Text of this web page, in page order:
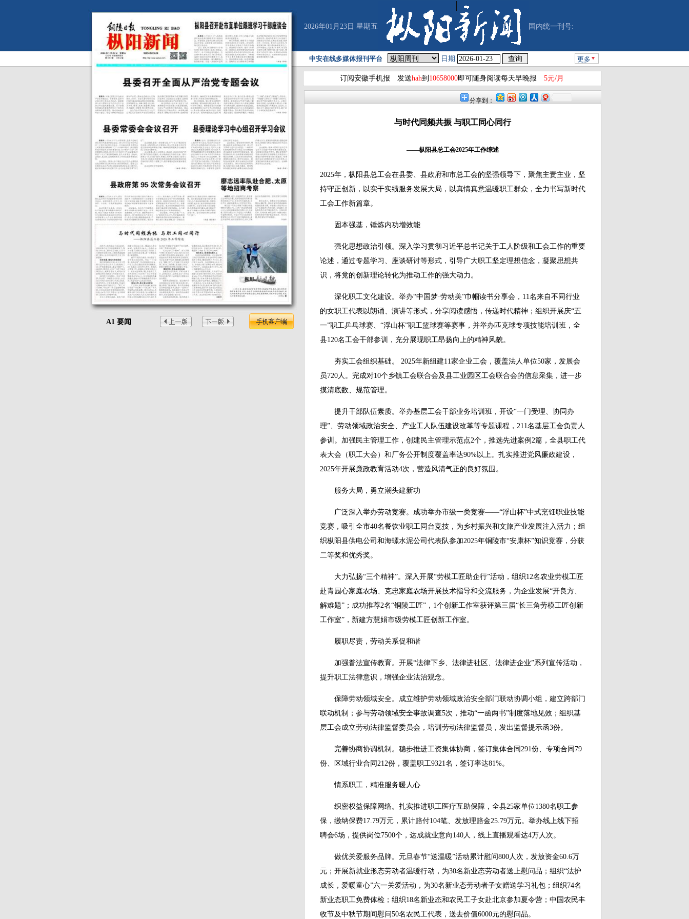
A1 要闻
2026年01月23日 星期五 国内统一刊号:
中安在线多媒体报刊平台 日期 更多
订阅安徽手机报 发送hah到 10658000即可随身阅读每天早晚报 5元/月
分享到：
与时代同频共振 与职工同心同行
——枞阳县总工会2025年工作综述
2025年，枞阳县总工会在县委、县政府和市总工会的坚强领导下，聚焦主责主业，坚
持守正创新，以实干实绩服务发展大局，以真情真意温暖职工群众，全力书写新时代
工会工作新篇章。
固本强基，锤炼内功增效能
强化思想政治引领。深入学习贯彻习近平总书记关于工人阶级和工会工作的重要
论述，通过专题学习、座谈研讨等形式，引导广大职工坚定理想信念，凝聚思想共
识，将党的创新理论转化为推动工作的强大动力。
深化职工文化建设。举办“中国梦·劳动美”巾帼读书分享会，11名来自不同行业
的女职工代表以朗诵、演讲等形式，分享阅读感悟，传递时代精神；组织开展庆“五
一”职工乒乓球赛、“浮山杯”职工篮球赛等赛事，并举办匹克球专项技能培训班，全
县120名工会干部参训，充分展现职工昂扬向上的精神风貌。
夯实工会组织基础。 2025年新组建11家企业工会，覆盖法人单位50家，发展会
员720人。完成对10个乡镇工会联合会及县工业园区工会联合会的信息采集，进一步
摸清底数、规范管理。
提升干部队伍素质。举办基层工会干部业务培训班，开设“一门受理、协同办
理”、劳动领域政治安全、产业工人队伍建设改革等专题课程，211名基层工会负责人
参训。加强民主管理工作，创建民主管理示范点2个，推选先进案例2篇，全县职工代
表大会（职工大会）和厂务公开制度覆盖率达90%以上。扎实推进党风廉政建设，
2025年开展廉政教育活动4次，营造风清气正的良好氛围。
服务大局，勇立潮头建新功
广泛深入举办劳动竞赛。成功举办市级一类竞赛——“浮山杯”中式烹饪职业技能
竞赛，吸引全市40名餐饮业职工同台竞技，为乡村振兴和文旅产业发展注入活力；组
织枞阳县供电公司和海螺水泥公司代表队参加2025年铜陵市“安康杯”知识竞赛，分获
二等奖和优秀奖。
大力弘扬“三个精神”。深入开展“劳模工匠助企行”活动，组织12名农业劳模工匠
赴青园心家庭农场、克忠家庭农场开展技术指导和交流服务，为企业发展“开良方、
解难题”；成功推荐2名“铜陵工匠”，1个创新工作室获评第三届“长三角劳模工匠创新
工作室”，新建方慧娟市级劳模工匠创新工作室。
履职尽责，劳动关系促和谐
加强普法宣传教育。开展“法律下乡、法律进社区、法律进企业”系列宣传活动，
提升职工法律意识，增强企业法治观念。
保障劳动领域安全。成立维护劳动领域政治安全部门联动协调小组，建立跨部门
联动机制；参与劳动领域安全事故调查5次，推动“一函两书”制度落地见效；组织基
层工会成立劳动法律监督委员会，培训劳动法律监督员，发出监督提示函3份。
完善协商协调机制。稳步推进工资集体协商，签订集体合同291份、专项合同79
份、区域行业合同212份，覆盖职工9321名，签订率达81%。
情系职工，精准服务暖人心
织密权益保障网络。扎实推进职工医疗互助保障，全县25家单位1380名职工参
保，缴纳保费17.79万元，累计赔付104笔、发放理赔金25.79万元。举办线上线下招
聘会6场，提供岗位7500个，达成就业意向140人，线上直播观看达4万人次。
做优关爱服务品牌。元旦春节“送温暖”活动累计慰问800人次，发放资金60.6万
元；开展新就业形态劳动者温暖行动，为30名新业态劳动者送上慰问品；组织“法护
成长，爱暖童心”六一关爱活动，为30名新业态劳动者子女赠送学习礼包；组织74名
新业态职工免费体检；组织18名新业态和农民工子女赴北京参加夏令营；中国农民丰
收节及中秋节期间慰问50名农民工代表，送去价值6000元的慰问品。